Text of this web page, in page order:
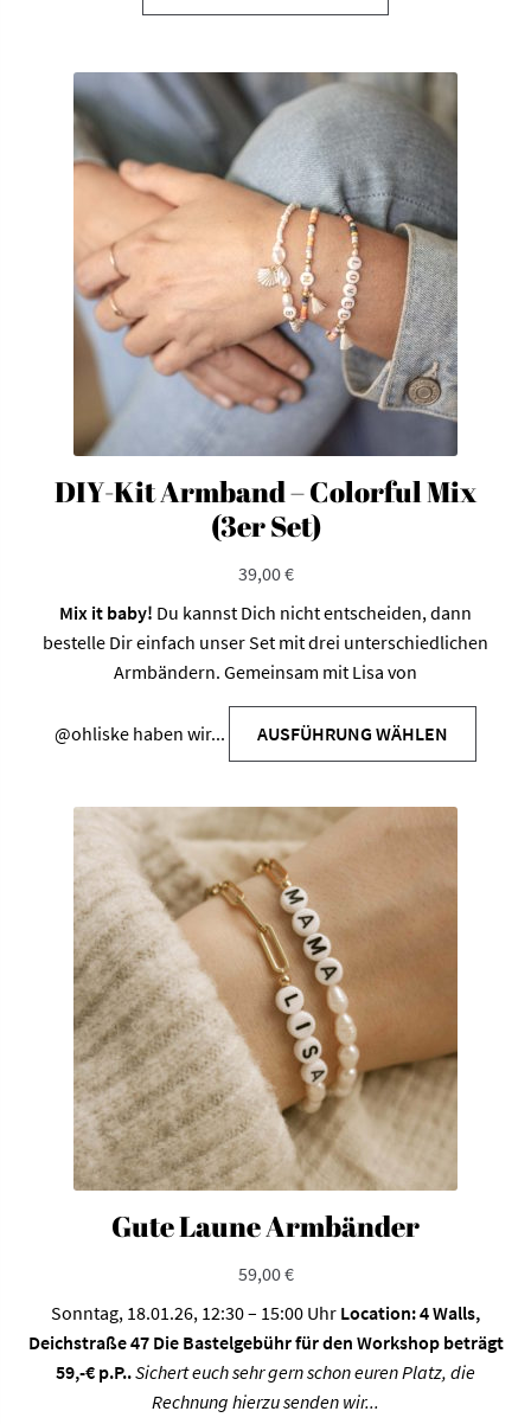
DIY-Kit Armband – Colorful Mix
(3er Set)
39,00€
Mix it baby! Du kannst Dich nicht entscheiden, dann
bestelle Dir einfach unser Set mit drei unterschiedlichen
Armbändern. Gemeinsam mit Lisa von
@ohliske haben wir... AUSFÜHRUNG WÄHLEN
Gute Laune Armbänder
59,00€
Sonntag, 18.01.26, 12:30 – 15:00 Uhr Location: 4 Walls,
Deichstraße 47 Die Bastelgebühr für den Workshop beträgt
59,-€ p.P..Sichert euch sehr gern schon euren Platz, die
Rechnung hierzu senden wir...